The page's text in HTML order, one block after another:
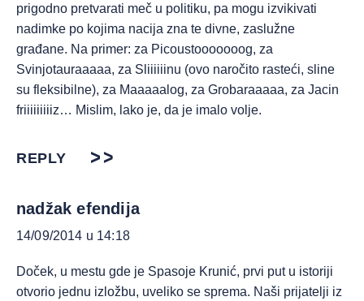
prigodno pretvarati meč u politiku, pa mogu izvikivati
nadimke po kojima nacija zna te divne, zaslužne
građane. Na primer: za Picoustooooooog, za
Svinjotauraaaaa, za Sliiiiiinu (ovo naročito rasteći, sline
su fleksibilne), za Maaaaalog, za Grobaraaaaa, za Jacin
friiiiiiiiiz… Mislim, lako je, da je imalo volje.
REPLY
nadžak efendija
14/09/2014 u 14:18
Doček, u mestu gde je Spasoje Krunić, prvi put u istoriji
otvorio jednu izložbu, uveliko se sprema. Naši prijatelji iz